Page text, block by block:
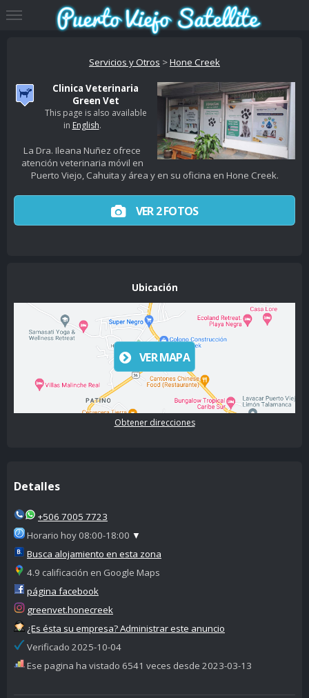
Servicios y Otros >Hone Creek
Clinica Veterinaria
Green Vet
This page is also available
in English.
La Dra. Ileana Nuñez ofrece
atención veterinaria móvil en
Puerto Viejo, Cahuita y área y en su oficina en Hone Creek.
VER 2 FOTOS
Ubicación
VER MAPA
Obtener direcciones
Detalles
+506 7005 7723
Horario hoy 08:00-18:00 ▼
Busca alojamiento en esta zona
4.9 calificación en Google Maps
página facebook
greenvet.honecreek
¿Es ésta su empresa? Administrar este anuncio
Verificado 2025-10-04
Ese pagina ha vistado 6541 veces desde 2023-03-13